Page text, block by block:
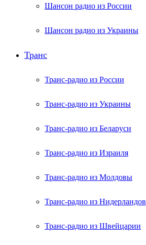
Шансон радио из России
Шансон радио из Украины
Транс
Транс-радио из России
Транс-радио из Украины
Транс-радио из Беларуси
Транс-радио из Израиля
Транс-радио из Молдовы
Транс-радио из Нидерландов
Транс-радио из Швейцарии